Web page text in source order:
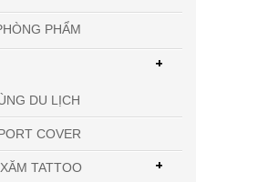
PHẨM
DU LỊCH
COVER
TATTOO +
+